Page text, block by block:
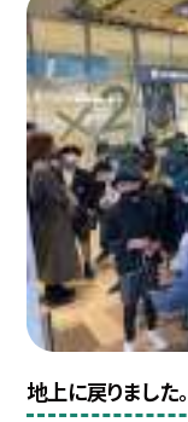
地上に戻りました。